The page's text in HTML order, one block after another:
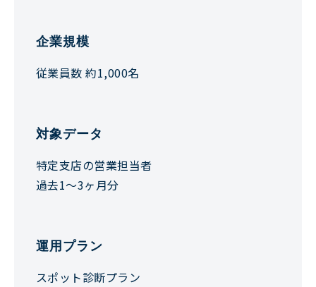
企業規模
従業員数 約1,000名
対象データ
特定支店の営業担当者
過去1〜3ヶ月分
運用プラン
スポット診断プラン